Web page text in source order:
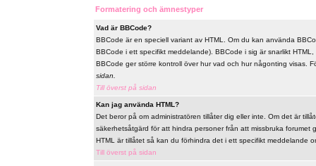
Formatering och ämnestyper
Vad är BBCode?
BBCode är en speciell variant av HTML. Om du kan använda
BBCode i ett specifikt meddelande). BBCode i sig är snarlikt
BBCode ger större kontroll över hur vad och hur någonting visas.
sidan.
Till överst på sidan
Kan jag använda HTML?
Det beror på om administratören tillåter dig eller inte. Om det är
säkerhetsåtgärd för att hindra personer från att missbruka
HTML är tillåtet så kan du förhindra det i ett specifikt meddelande
Till överst på sidan